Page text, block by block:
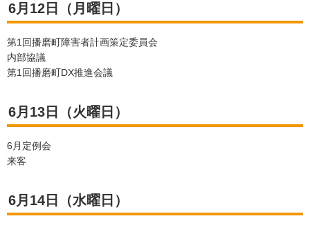
6月12日（月曜日）
第1回播磨町障害者計画策定委員会
内部協議
第1回播磨町DX推進会議
6月13日（火曜日）
6月定例会
来客
6月14日（水曜日）